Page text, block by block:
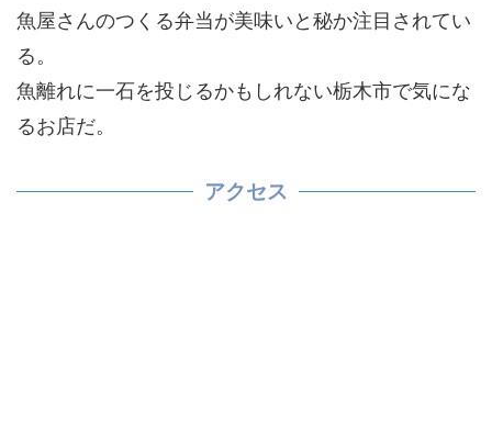
魚屋さんのつくる弁当が美味いと秘か注目されてい
る。
魚離れに一石を投じるかもしれない栃木市で気にな
るお店だ。
アクセス